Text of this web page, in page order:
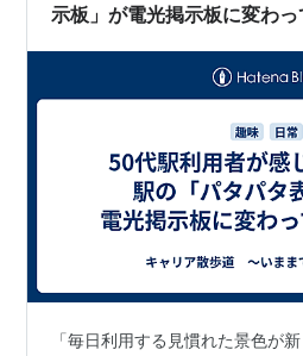
示板」が電光掲示板に変わ
「毎日利用する見慣れた景色が